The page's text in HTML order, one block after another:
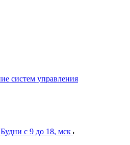
Будни с 9 до 18, мск